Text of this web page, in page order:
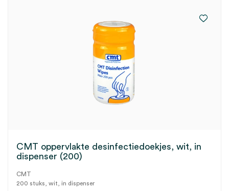
CMT oppervlakte desinfectiedoekjes, wit, in
dispenser (200)
CMT
200 stuks, wit, in dispenser